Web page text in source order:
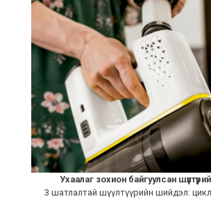
Ухаалаг зохион байгуулсан
3 шатлалтай шүүлтүүрийн шийдэл: